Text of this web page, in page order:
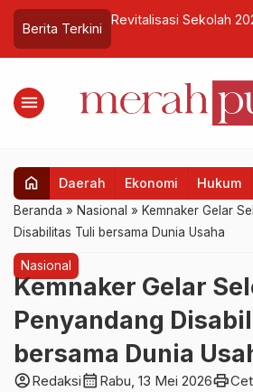
Berita Terkini
Berikut
Revitalisasi Sekolah
Bencana
menu
home Daerah Ekonomi Hukum
Beranda » Nasional » Kemnaker Gelar
Disabilitas Tuli bersama Dunia Usaha
Nasional
Kemnaker Gelar
Penyandang
bersama Dunia
account_circleRedaksicalendar_month Rabu, 13 Mei 2026print